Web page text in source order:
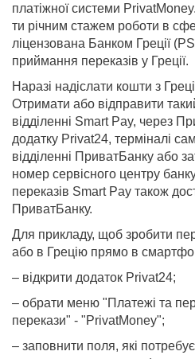
платіжної системи
ти річним стажем роботи в
ліцензована Банком Греції
приймання переказів у Греції.
Наразі надіслати кошти з
Отримати або відправити
відділенні Smart Pay, через
додатку Privat24, терміналі
відділенні ПриватБанку або
номер сервісного центру
переказів Smart Pay також
ПриватБанку.
Для прикладу, щоб зробити
або в Грецію прямо в
– відкрити додаток Privat24;
– обрати меню "Платежі та
перекази" - "PrivatMoney";
– заповнити поля, які